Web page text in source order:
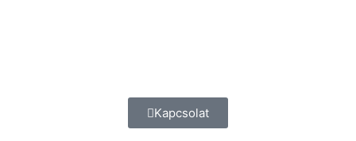
Kapcsolat